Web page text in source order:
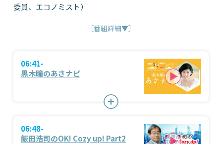
委員、エコノミスト）
［番組詳細▼］
06:41-
黒木瞳のあさナビ
06:48-
飯田浩司のOK! Cozy up! Part2